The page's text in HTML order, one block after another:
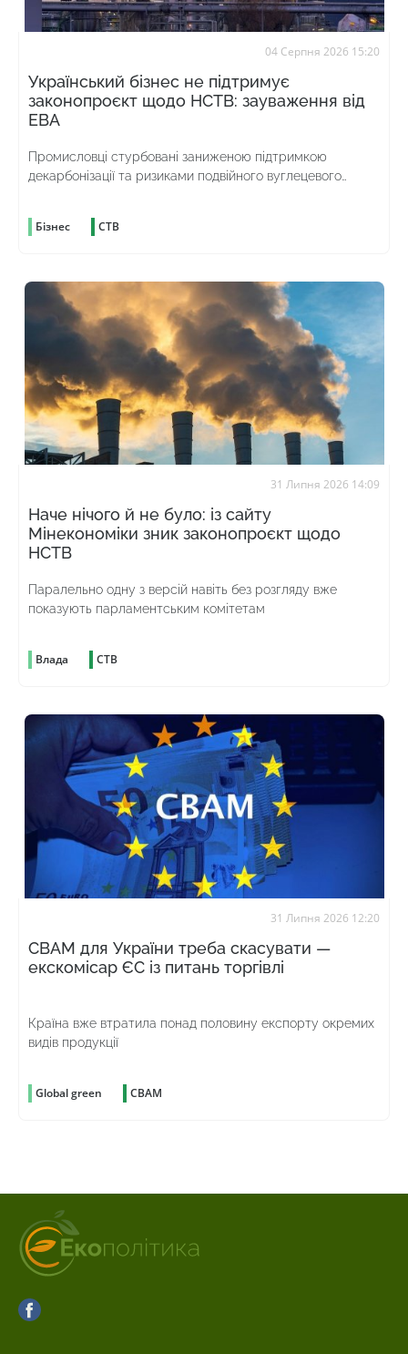
04 Серпня 2026 15:20
Український бізнес не підтримує
законопроєкт щодо НСТВ: зауваження від
ЕВА
Промисловці стурбовані заниженою підтримкою
декарбонізації та ризиками подвійного вуглецевого
Бізнес СТВ
31 Липня 2026 14:09
Наче нічого й не було: із сайту
Мінекономіки зник законопроєкт щодо
НСТВ
Паралельно одну з версій навіть без розгляду вже
показують парламентським комітетам
Влада СТВ
31 Липня 2026 12:20
CBAM для України треба скасувати —
екскомісар ЄС із питань торгівлі
Країна вже втратила понад половину експорту окремих
видів продукції
Global green CBAM